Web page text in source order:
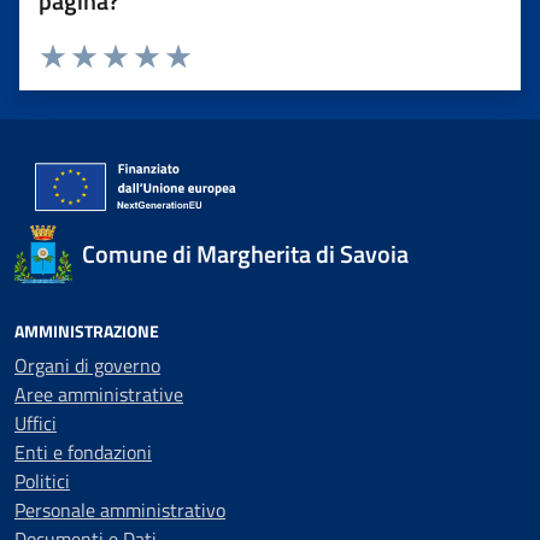
Valuta 5 stelle su 5
Valuta 4 stelle su 5
Valuta 3 stelle su 5
Valuta 2 stelle su 5
Valuta 1 stelle su 5
Comune di Margherita di Savoia
AMMINISTRAZIONE
Organi di governo
Aree amministrative
Uffici
Enti e fondazioni
Politici
Personale amministrativo